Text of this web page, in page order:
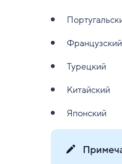
Французский
Турецкий
Китайский
Японский